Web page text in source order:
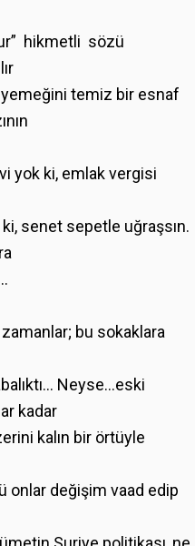
hikmetli sözü
yemeğini temiz bir esnaf
yok ki, emlak vergisi
senet sepetle uğraşsın.
bu sokaklara
Neyse...eski
kadar
kalın bir örtüyle
onlar değişim vaad edip